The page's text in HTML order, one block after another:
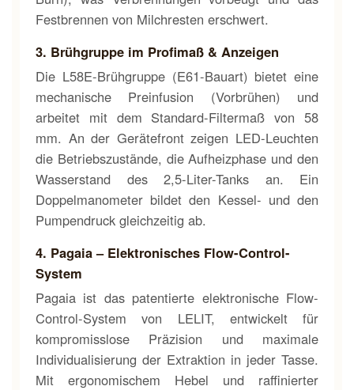
Festbrennen von Milchresten erschwert.
3. Brühgruppe im Profimaß & Anzeigen
Die L58E-Brühgruppe (E61-Bauart) bietet eine
mechanische Preinfusion (Vorbrühen) und
arbeitet mit dem Standard-Filtermaß von 58
mm. An der Gerätefront zeigen LED-Leuchten
die Betriebszustände, die Aufheizphase und den
Wasserstand des 2,5-Liter-Tanks an. Ein
Doppelmanometer bildet den Kessel- und den
Pumpendruck gleichzeitig ab.
4. Pagaia – Elektronisches Flow-Control-
System
Pagaia ist das patentierte elektronische Flow-
Control-System von LELIT, entwickelt für
kompromisslose Präzision und maximale
Individualisierung der Extraktion in jeder Tasse.
Mit ergonomischem Hebel und raffinierter